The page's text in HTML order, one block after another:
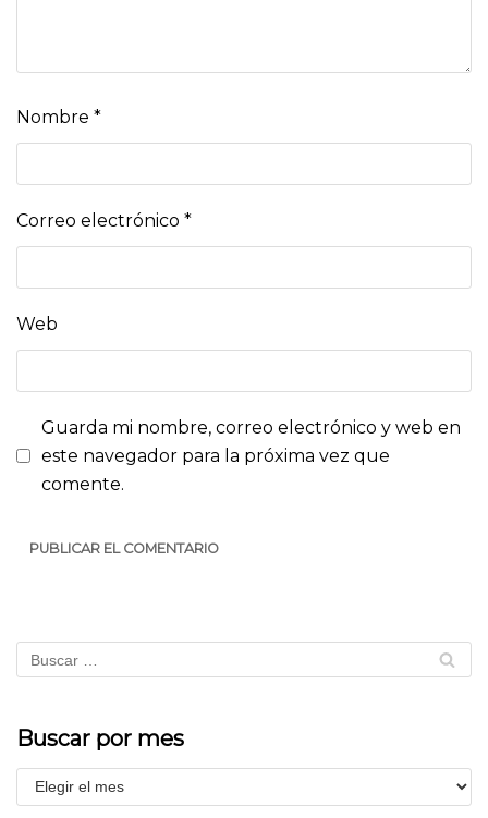
Nombre *
Correo electrónico *
Web
Guarda mi nombre, correo electrónico y web en
este navegador para la próxima vez que
comente.
Buscar por mes